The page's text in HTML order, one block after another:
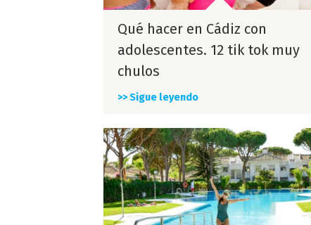
Qué hacer en Cádiz con
adolescentes. 12 tik tok muy
chulos
>> Sigue leyendo